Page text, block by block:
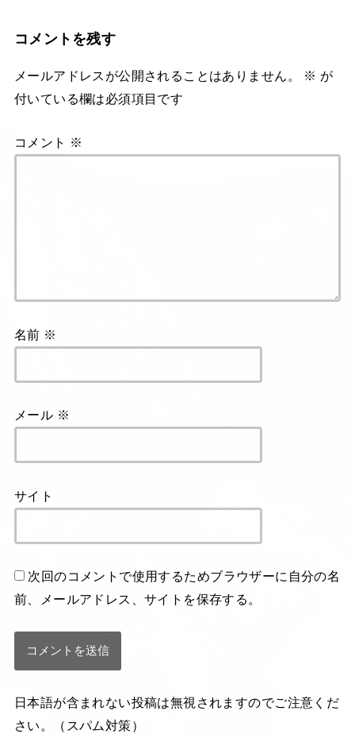
コメントを残す
メールアドレスが公開されることはありません。 ※ が
付いている欄は必須項目です
コメント ※
名前 ※
メール ※
サイト
次回のコメントで使用するためブラウザーに自分の名
前、メールアドレス、サイトを保存する。
日本語が含まれない投稿は無視されますのでご注意くだ
さい。（スパム対策）